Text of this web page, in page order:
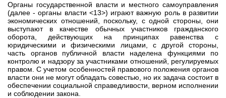
Органы государственной власти и местного самоуправления
(далее - органы власти <13>) играют важную роль в развитии
экономических отношений, поскольку, с одной стороны, они
выступают в качестве обычных участников гражданского
оборота, действующих на принципах равенства с
юридическими и физическими лицами, с другой стороны,
часть органов публичной власти наделена функциями по
контролю и надзору за участниками отношений, регулируемых
правом. С учетом особенностей правового положения органов
власти они не могут обладать совестью, но их задача состоит в
обеспечении социальной справедливости, верном исполнении
и соблюдении закона.